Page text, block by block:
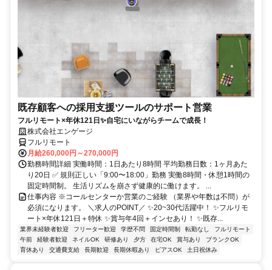
既存顧客への採用支援ツールのサポート営業
フルリモート×年休121日✨自宅にいながらチームで成長！
株式会社エンゲージ
フルリモート
月給260,000円～270,000円
勤務時間詳細 実働時間：1日あたり8時間 平均勤務日数：1ヶ月あた
り20日 ✅ 規則正しい「9:00〜18:00」勤務 実働8時間・休憩1時間の
固定時間制。 生活リズムを崩さず健康的に働けます。 ...
仕事内容 ※コールセンターか営業のご経験 （業界や年数は不問）が
必須になります。 ＼求人のPOINT／ ✨20~30代活躍中！ ✨フルリモ
ート×年休121日＋特休 ✨賞与年4回＋インセあり！ ✨既存...
業界未経験者歓迎 フリーター歓迎 学歴不問 固定時間制 転勤なし
フルリモート
午前
経験者歓迎 ネイルOK 研修あり 夕方 在宅OK 賞与あり
ブランクOK
育休あり
交通費支給 長期歓迎 長期休暇あり ピアスOK 土日祝休み